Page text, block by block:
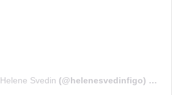
Helene Svedin (@helenesvedinfigo) on